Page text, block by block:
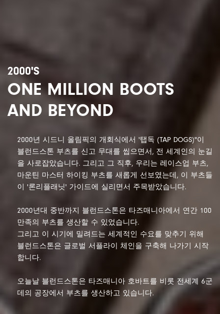
2000'S
ONE MILLION BOOTS
AND BEYOND
2000년 시드니 올림픽의 개회식에서 '탭독 (TAP DOGS)"이
블런드스톤 부츠를 신고 무대를 씹으면서, 전 세계인의 눈길
을 사로잡았습니다. 그리고 그 직후, 우리는 레이스업 부츠,
마운틴 마스터 하이킹 부츠를 새롭게 선보였는데, 이 부츠들
이 '론리플래닛' 가이드에 실리면서 주목받았습니다.
2000년대 중반까지 블런드스톤은 타즈매니아에서 연간 100
만족의 부츠를 생산할 수 있었습니다.
그리고 이 시기에 밀려드는 세계적인 수요를 맞추기 위해
블런드스톤은 글로벌 서플라이 체인을 구축해 나가기 시작
합니다.
오늘날 블런드스톤은 타즈매니아 호바트를 비롯 전세계 6군
데의 공장에서 부츠를 생산하고 있습니다.